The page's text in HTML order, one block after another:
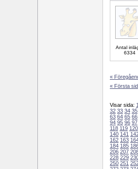
Antal
6334
«
« Första
Visar sida: 1
32 33 34 35
63 64 65 66
94 95 96 97
118 119 120
140 141
162 163
184 185
206 207
228 229
250 251